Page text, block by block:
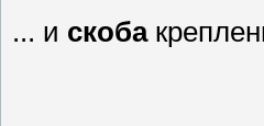
... и скоба